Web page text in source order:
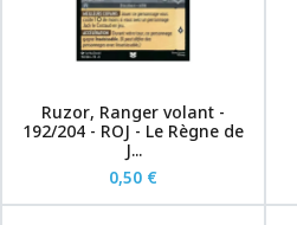
Ruzor, Ranger volant -
192/204 - ROJ - Le Règne de
J...
0,50 €